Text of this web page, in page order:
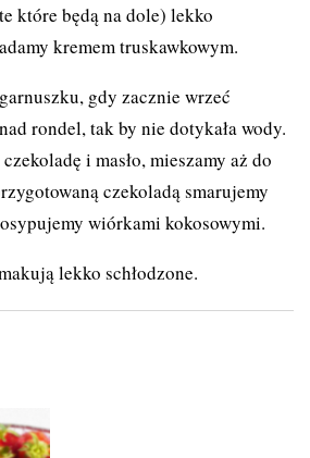
które będą na dole) lekko
kremem truskawkowym.
gdy zacznie wrzeć
rondel, tak by nie dotykała wody.
i masło, mieszamy aż do
czekoladą smarujemy
wiórkami kokosowymi.
lekko schłodzone.